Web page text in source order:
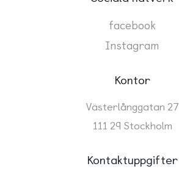
facebook
Instagram
Kontor
Västerlånggatan 27
111 29 Stockholm
Kontaktuppgifter